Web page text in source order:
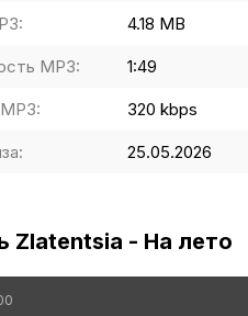
4.18 MB
MP3: 1:49
320 kbps
25.05.2026
Zlatentsia - На лето